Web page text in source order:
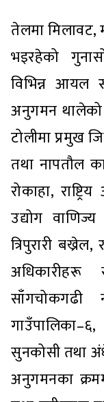
तेलमा मिलावट,
भइरहेको
विभिन्न आयल
अनुगमन
टोलीमा प्रमुख
तथा नापतौल
रोकाहा,
उद्योग
त्रिपुरारी
अधिकारीहरू
साँगचोकगढी
सुनकोसी तथा
अनुगमनका